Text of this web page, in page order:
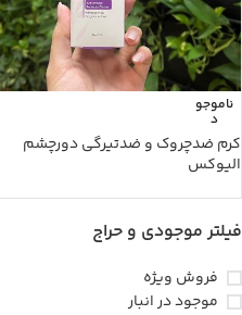
ناموجو
د
کرم ضدچروک و ضدتیرگی دورچشم
الیوکس
فیلتر موجودی و حراج
فروش ویژه
موجود در انبار